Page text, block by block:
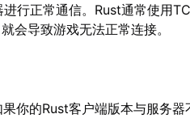
行正常通信。Rust通常使用
会导致游戏无法正常连接。
你的Rust客户端版本与服务器